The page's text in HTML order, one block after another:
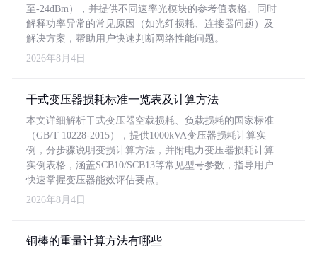
至-24dBm），并提供不同速率光模块的参考值表格。同时
解释功率异常的常见原因（如光纤损耗、连接器问题）及
解决方案，帮助用户快速判断网络性能问题。
2026年8月4日
干式变压器损耗标准一览表及计算方法
本文详细解析干式变压器空载损耗、负载损耗的国家标准
（GB/T 10228-2015），提供1000kVA变压器损耗计算实
例，分步骤说明变损计算方法，并附电力变压器损耗计算
实例表格，涵盖SCB10/SCB13等常见型号参数，指导用户
快速掌握变压器能效评估要点。
2026年8月4日
铜棒的重量计算方法有哪些